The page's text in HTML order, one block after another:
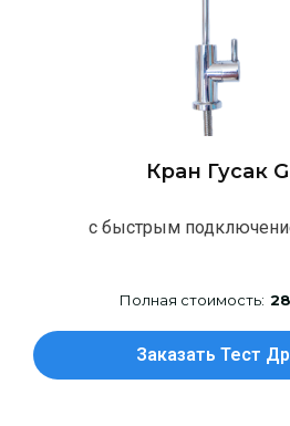
Кран Гусак
с быстрым
Полная стоимость:
Заказать Тест